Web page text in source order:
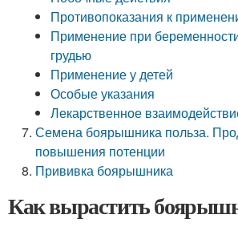
Противопоказания к
Применение при
грудью
Применение у детей
Особые указания
Лекарственное
Семена боярышника польза.
повышения потенции
Прививка боярышника
Как вырастить